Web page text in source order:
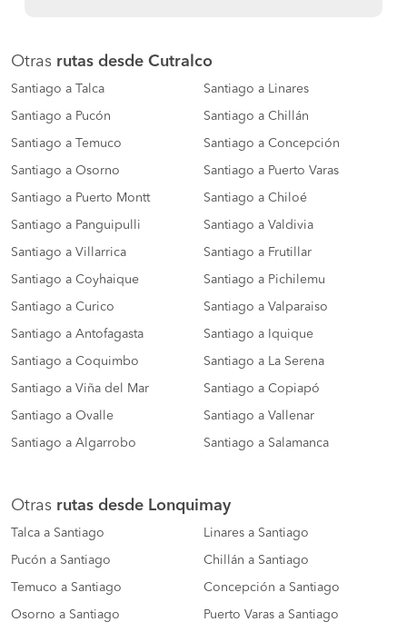
Otras rutas desde Cutralco
Santiago a Talca Santiago a Linares
Santiago a Pucón Santiago a Chillán
Santiago a Temuco Santiago a Concepción
Santiago a Osorno Santiago a Puerto Varas
Santiago a Puerto Montt Santiago a Chiloé
Santiago a Panguipulli Santiago a Valdivia
Santiago a Villarrica Santiago a Frutillar
Santiago a Coyhaique Santiago a Pichilemu
Santiago a Curico Santiago a Valparaiso
Santiago a Antofagasta Santiago a Iquique
Santiago a Coquimbo Santiago a La Serena
Santiago a Viña del Mar Santiago a Copiapó
Santiago a Ovalle Santiago a Vallenar
Santiago a Algarrobo Santiago a Salamanca
Otras rutas desde Lonquimay
Talca a Santiago Linares a Santiago
Pucón a Santiago Chillán a Santiago
Temuco a Santiago Concepción a Santiago
Osorno a Santiago Puerto Varas a Santiago